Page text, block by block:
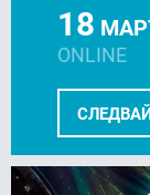
18
ONLINE